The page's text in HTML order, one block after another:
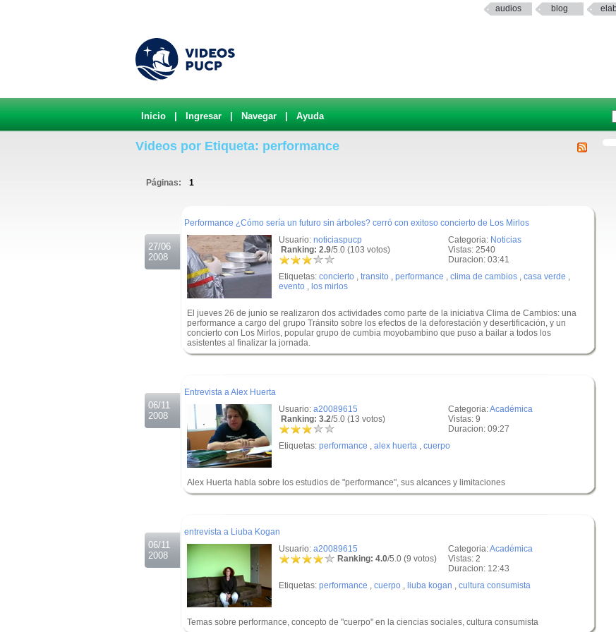
audios blog
Inicio Ingresar Navegar Ayuda
Videos por Etiqueta: performance
Páginas: 1
27/06
2008
Performance ¿Cómo sería un futuro sin árboles? cerró con exitoso concierto de Los Mirlos
Categoria: Noticias
Vistas: 2540
Duracion: 03:41
Usuario: noticiaspucp
Ranking: 2.9/5.0 (103 votos)
Etiquetas: concierto , transito , performance , clima de cambios , casa verde ,
evento , los mirlos
El jueves 26 de junio se realizaron dos actividades como parte de la iniciativa Clima de Cambios: una
performance a cargo del grupo Tránsito sobre los efectos de la deforestación y desertificación, y un
concierto con Los Mirlos, popular grupo de cumbia moyobambino que puso a bailar a todos los
asistentes al finalizar la jornada.
06/11
2008
Entrevista a Alex Huerta
Categoria:Académica
Vistas: 9
Duracion: 09:27
Usuario: a20089615
Ranking: 3.2/5.0 (13 votos)
Etiquetas: performance , alex huerta , cuerpo
Alex Huerta habla sobre los estudios de "performance", sus alcances y limitaciones
06/11
2008
entrevista a Liuba Kogan
Categoria:Académica
Vistas: 2
Duracion: 12:43
Usuario: a20089615
Ranking: 4.0/5.0 (9 votos)
Etiquetas: performance , cuerpo , liuba kogan , cultura consumista
Temas sobre performance, concepto de "cuerpo" en la ciencias sociales, cultura consumista